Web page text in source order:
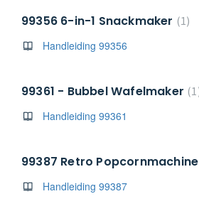
99356 6-in-1 Snackmaker
1
Handleiding 99356
99361 - Bubbel Wafelmaker 1
Handleiding 99361
99387 Retro Popcornmachine
Handleiding 99387